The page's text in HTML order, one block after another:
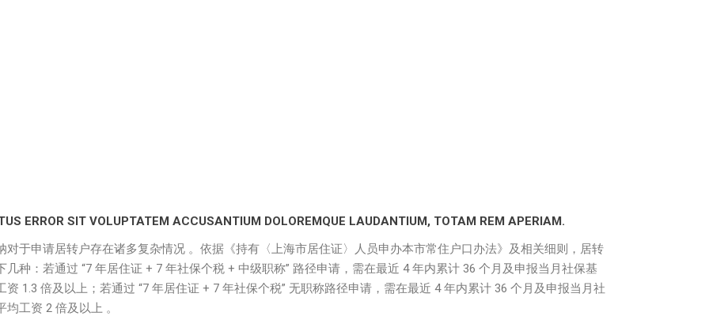
ERROR SIT VOLUPTATEM ACCUSANTIUM DOLOREMQUE LAUDANTIUM, TOTAM REM APERIAM.
于申请居转户存在诸多复杂情况 。依据《持有〈上海市居住证〉人员申办本市常住户口办法》及相关细则，居转
种：若通过 “7 年居住证 + 7 年社保个税 + 中级职称” 路径申请，需在最近 4 年内累计 36 个月及申报当月社保基
1.3 倍及以上；若通过 “7 年居住证 + 7 年社保个税” 无职称路径申请，需在最近 4 年内累计 36 个月及申报当月社
工资 2 倍及以上 。